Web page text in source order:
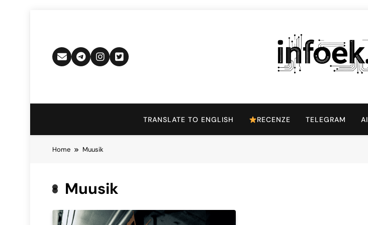
Infoek.cz
TRANSLATE TO ENGLISH RECENZE TELEGRAM AI
Home Muusik
Muusik